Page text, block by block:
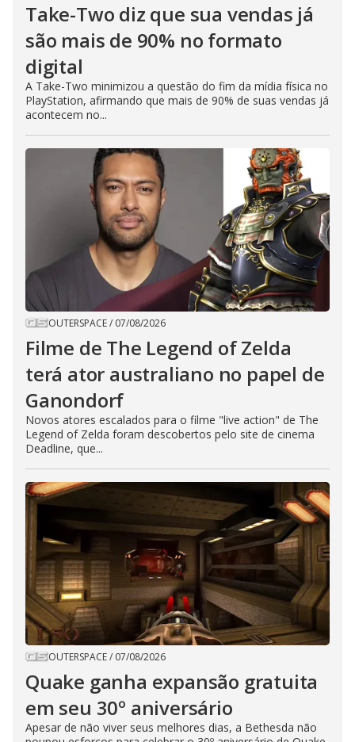
Take-Two diz que sua vendas já
são mais de 90% no formato
digital
A Take-Two minimizou a questão do fim da mídia física no
PlayStation, afirmando que mais de 90% de suas vendas já
acontecem no...
OUTERSPACE/ 07/08/2026
Filme de The Legend of Zelda
terá ator australiano no papel de
Ganondorf
Novos atores escalados para o filme "live action" de The
Legend of Zelda foram descobertos pelo site de cinema
Deadline, que...
OUTERSPACE/ 07/08/2026
Quake ganha expansão gratuita
em seu 30º aniversário
Apesar de não viver seus melhores dias, a Bethesda não